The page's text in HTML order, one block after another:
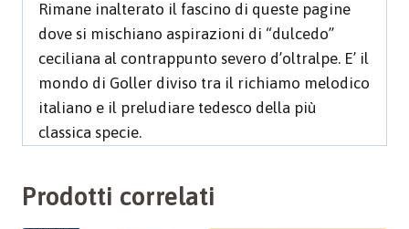
Rimane inalterato il fascino di queste pagine
dove si mischiano aspirazioni di “dulcedo”
ceciliana al contrappunto severo d’oltralpe. E’ il
mondo di Goller diviso tra il richiamo melodico
italiano e il preludiare tedesco della più
classica specie.
Prodotti correlati